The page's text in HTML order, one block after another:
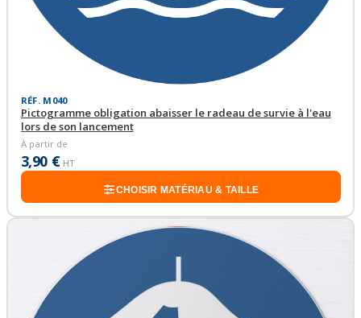
RÉF. M040
Pictogramme obligation abaisser le radeau de survie à l'eau
lors de son lancement
À partir de
3,90 € HT
CHOISIR MATÉRIAU & TAILLE